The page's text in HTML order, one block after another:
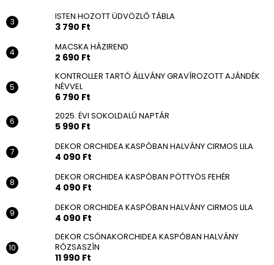
ISTEN HOZOTT ÜDVÖZLŐ TÁBLA
3 790 Ft
MACSKA HÁZIREND
2 690 Ft
KONTROLLER TARTÓ ÁLLVÁNY GRAVÍROZOTT AJÁNDÉK
NÉVVEL
6 790 Ft
2025. ÉVI SOKOLDALÚ NAPTÁR
5 990 Ft
DEKOR ORCHIDEA KASPÓBAN HALVÁNY CIRMOS LILA
4 090 Ft
DEKOR ORCHIDEA KASPÓBAN PÖTTYÖS FEHÉR
4 090 Ft
DEKOR ORCHIDEA KASPÓBAN HALVÁNY CIRMOS LILA
4 090 Ft
DEKOR CSÓNAKORCHIDEA KASPÓBAN HALVÁNY
RÓZSASZÍN
11 990 Ft